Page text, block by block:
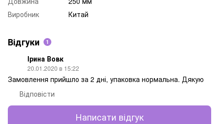
Виробник
Китай
Відгуки 1
Ірина Вовк
20.01.2020 в 15:22
Замовлення прийшло за 2 дні, упаковка нормальна. Дякую
Відповісти
Написати відгук